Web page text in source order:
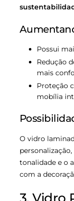
Possui
Redução
mais
Proteção
mobília
O vidro
tonalidade e o
com a